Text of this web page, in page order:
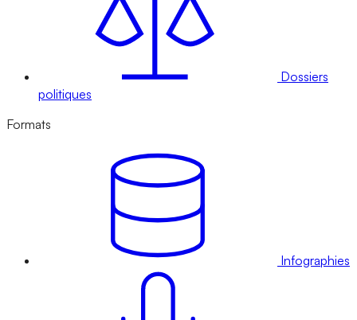
Dossiers
politiques
Formats
Infographies